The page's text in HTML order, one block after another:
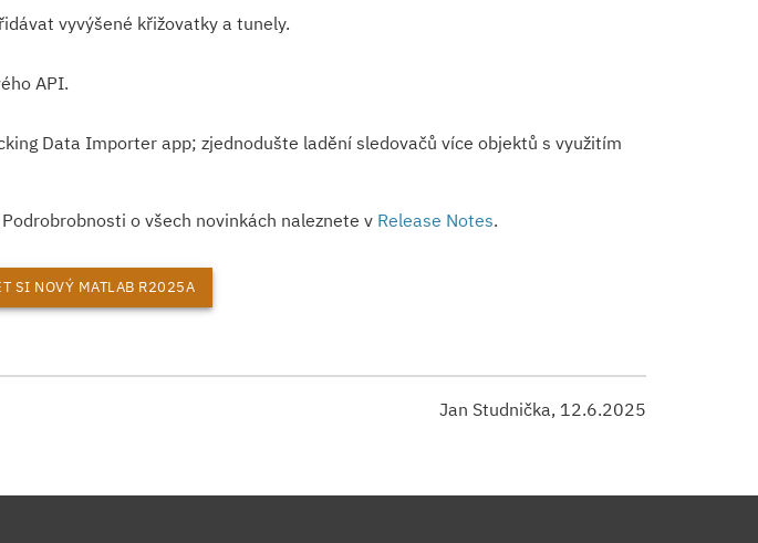
vyvýšené křižovatky a tunely.
API.
Data Importer app; zjednodušte ladění sledovačů více objektů s využitím
Podrobrobnosti o všech novinkách naleznete v Release Notes.
SI NOVÝ MATLAB R2025A
Jan Studnička, 12.6.2025